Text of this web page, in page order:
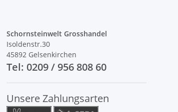
Schornsteinwelt Grosshandel
Isoldenstr.30
45892 Gelsenkirchen
Tel: 0209 / 956 808 60
Unsere Zahlungsarten